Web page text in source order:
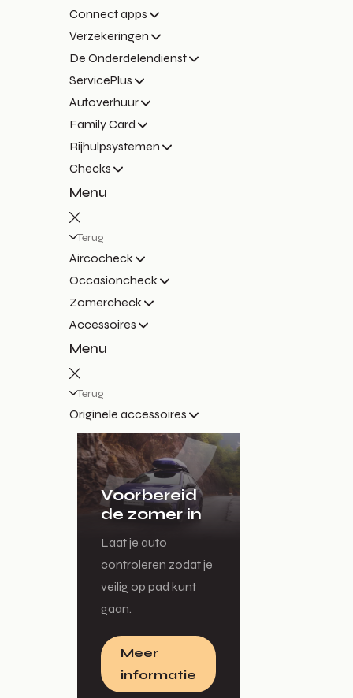
Connect apps
Verzekeringen
De Onderdelendienst
ServicePlus
Autoverhuur
Family Card
Rijhulpsystemen
Checks
Menu
Terug
Aircocheck
Occasioncheck
Zomercheck
Accessoires
Menu
Terug
Originele accessoires
Voorbereid
de zomer in
Laat je auto
controleren zodat je
veilig op pad kunt
gaan.
Meer
informatie